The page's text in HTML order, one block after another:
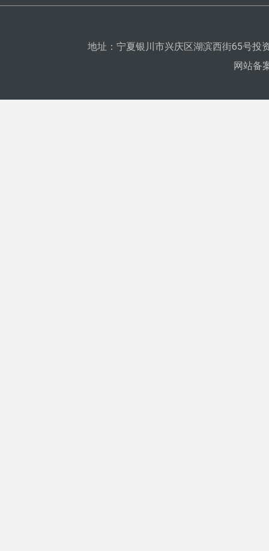
地址：宁夏银川市兴庆区湖滨西街65号投
网站备